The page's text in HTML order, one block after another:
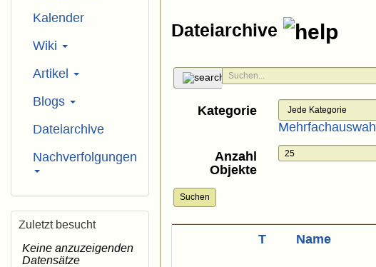
Dateiarchive
Kategorie
Mehrfachauswahl
Anzahl
Objekte
Suchen
T Name
Kalender
Wiki
Artikel
Blogs
Dateiarchive
Nachverfolgungen
Zuletzt besucht
Keine anzuzeigenden
Datensätze